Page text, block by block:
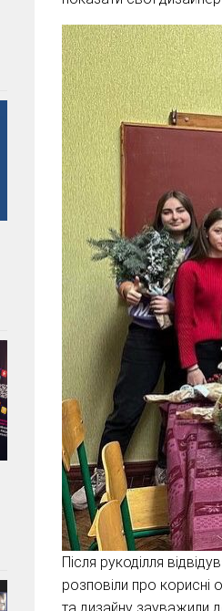
Після рукоділля
розповіли про корисні